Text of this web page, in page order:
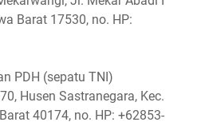
Barat 17530, no. HP:
PDH (sepatu TNI)
Husen Sastranegara, Kec.
40174, no. HP: +62853-